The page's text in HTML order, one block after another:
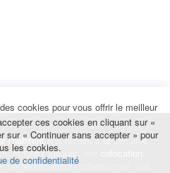
l'habitantà la nuitée, à la semaine,
et longs séjours, une
un déplacement professionnel, une
cookies pour vous offrir le meilleur
ces cookies en cliquant sur «
sur « Continuer sans accepter » pour
les cookies.
de confidentialité